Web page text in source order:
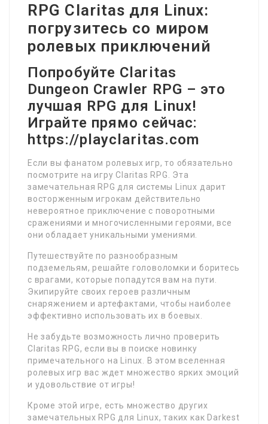
RPG Claritas для Linux:
погрузитесь со миром
ролевых приключений
Попробуйте Claritas
Dungeon Crawler RPG – это
лучшая RPG для Linux!
Играйте прямо сейчас:
https://playclaritas.com
Если вы фанатом ролевых игр, то обязательно
посмотрите на игру Claritas RPG. Эта
замечательная RPG для системы Linux дарит
восторженным игрокам действительно
невероятное приключение с поворотными
сражениями и многочисленными героями, все
они обладает уникальными умениями.
Путешествуйте по разнообразным
подземельям, решайте головоломки и боритесь
с врагами, которые попадутся вам на пути.
Экипируйте своих героев различным
снаряжением и артефактами, чтобы наиболее
эффективно использовать их в боевых.
Не забудьте возможность лично проверить
Claritas RPG, если вы в поиске новинку
примечательного на Linux. В этом вселенная
ролевых игр вас ждет множество ярких эмоций
и удовольствие от игры!
Кроме этой игре, есть множество других
замечательных RPG для Linux, таких как Darkest